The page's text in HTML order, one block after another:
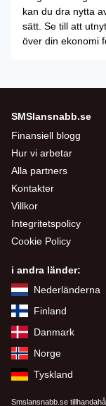
kan du dra nytta
sätt. Se till att
över din ekonomi
SMSlansnabb.se
Finansiell blogg
Hur vi arbetar
Alla partners
Kontakter
Villkor
Integritetspolicy
Cookie Policy
i andra länder:
Nederländerna
Finland
Danmark
Norge
Tyskland
Smslansnabb.se